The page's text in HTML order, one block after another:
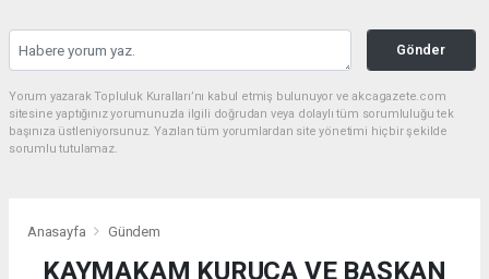
Gönder
Yorum yazarak Topluluk Kuralları’nı kabul etmiş bulunuyor ve akcagazete.com
sitesine yaptığınız yorumunuzla ilgili doğrudan veya dolaylı tüm sorumluluğu tek
başınıza üstleniyorsunuz. Yazılan tüm yorumlardan site yönetimi hiçbir şekilde
sorumlu tutulamaz.
Anasayfa Gündem
KAYMAKAM KURUCA VE BAŞKAN